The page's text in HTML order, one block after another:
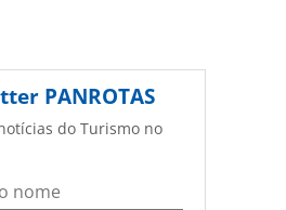
PANROTAS
do Turismo no